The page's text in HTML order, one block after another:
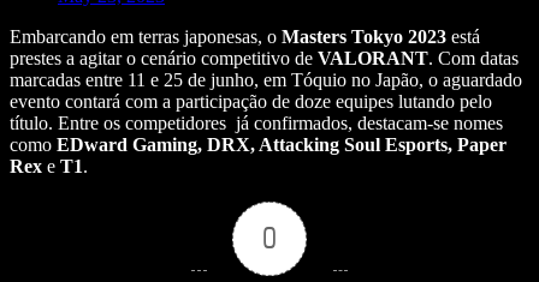
Embarcando em terras japonesas, o Masters Tokyo 2023 está
prestes a agitar o cenário competitivo de VALORANT. Com datas
marcadas entre 11 e 25 de junho, em Tóquio no Japão, o aguardado
evento contará com a participação de doze equipes lutando pelo
título. Entre os competidores já confirmados, destacam-se nomes
como EDward Gaming, DRX, Attacking Soul Esports, Paper
Rex e T1.
0